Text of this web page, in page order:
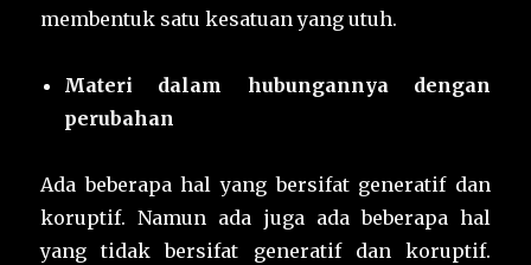
membentuk satu kesatuan yang utuh.
Materi dalam hubungannya dengan
perubahan
Ada beberapa hal yang bersifat generatif dan
koruptif. Namun ada juga ada beberapa hal
yang tidak bersifat generatif dan koruptif.